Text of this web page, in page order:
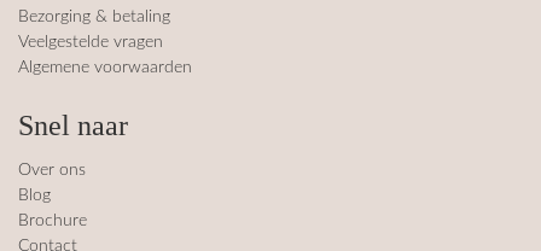
Bezorging & betaling
Veelgestelde vragen
Algemene voorwaarden
Snel naar
Over ons
Blog
Brochure
Contact